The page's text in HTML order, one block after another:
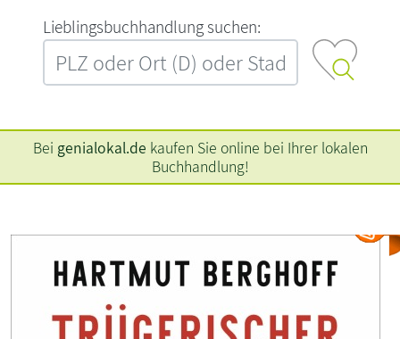
L‍i‍e‍b‍l‍i‍n‍g‍s‍b‍u‍c‍h‍h‍a‍n‍d‍l‍u‍n‍g‍ ‍s‍u‍c‍h‍e‍n‍:‍
Bei genialokal.de kaufen Sie online bei Ihrer lokalen
Buchhandlung!